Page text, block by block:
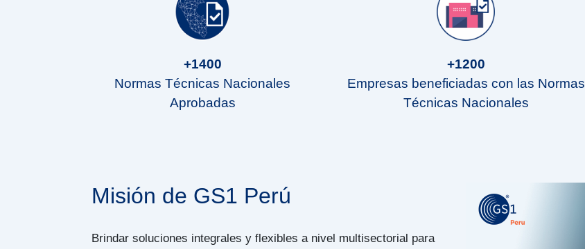
+1400
Normas Técnicas Nacionales
Aprobadas
+1200
Empresas beneficiadas con las Normas
Técnicas Nacionales
Misión de GS1 Perú
Brindar soluciones integrales y flexibles a nivel multisectorial para